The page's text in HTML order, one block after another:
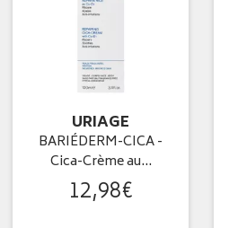
URIAGE
BARIÉDERM-CICA -
Cica-Crème au…
12,98€